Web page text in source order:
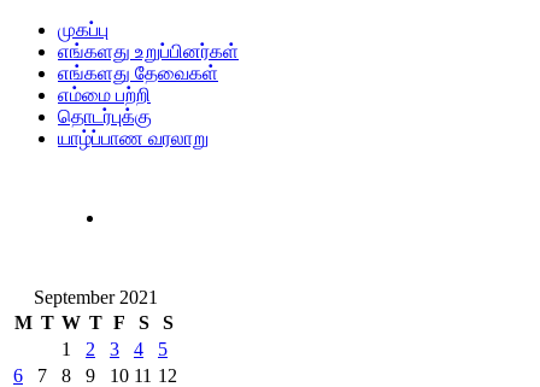
முகப்பு
எங்களது உறுப்பினர்கள்
எங்களது தேவைகள்
எம்மை பற்றி
தொடர்புக்கு
யாழ்ப்பாண வரலாறு
September 2021
M T W T F S
S
1
2 3 4
5
6
7 8 9 10 11 12